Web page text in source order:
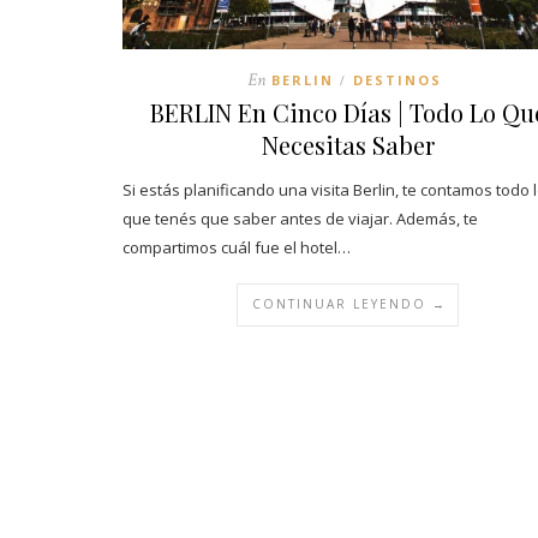
En BERLIN / DESTINOS
BERLIN En Cinco Días | Todo Lo
Necesitas Saber
Si estás planificando una visita Berlin, te contamos todo
que tenés que saber antes de viajar. Además, te
compartimos cuál fue el hotel…
CONTINUAR LEYENDO →